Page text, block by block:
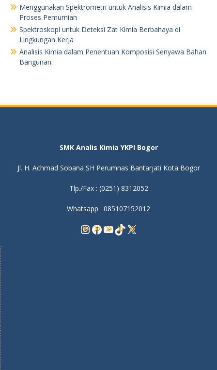
Menggunakan Spektrometri untuk Analisis Kimia dalam
Proses Pemurnian
Spektroskopi untuk Deteksi Zat Kimia Berbahaya di
Lingkungan Kerja
Analisis Kimia dalam Penentuan Komposisi Senyawa Bahan
Bangunan
SMK Analis Kimia YKPI Bogor
Jl. H. Achmad Sobana SH Perumnas Bantarjati Kota Bogor
Tlp./Fax : (0251) 8312052
Whatsapp : 085107152012
Instagram
Facebook
YouTube
TikTok
X